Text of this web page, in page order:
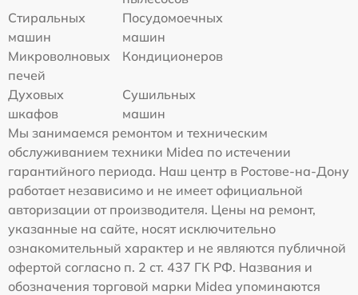
Стиральных
машин
Посудомоечных
машин
Микроволновых
печей
Кондиционеров
Духовых
шкафов
Сушильных
машин
Мы занимаемся ремонтом и техническим
обслуживанием техники Midea по истечении
гарантийного периода. Наш центр в Ростове-на-Дону
работает независимо и не имеет официальной
авторизации от производителя. Цены на ремонт,
указанные на сайте, носят исключительно
ознакомительный характер и не являются публичной
офертой согласно п. 2 ст. 437 ГК РФ. Названия и
обозначения торговой марки Midea упоминаются